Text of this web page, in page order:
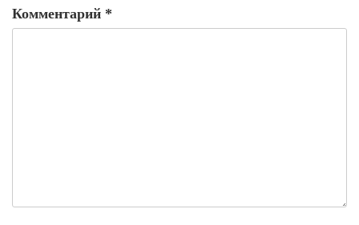
Комментарий *